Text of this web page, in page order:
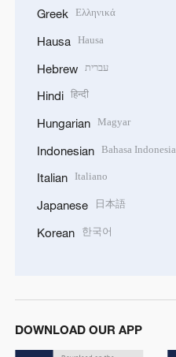
Greek Ελληνικά
Hausa Hausa
Hebrew עברית
Hindi हिन्दी
Hungarian Magyar
Indonesian Bahasa Indonesia
Italian Italiano
Japanese 日本語
Korean 한국어
DOWNLOAD OUR APP